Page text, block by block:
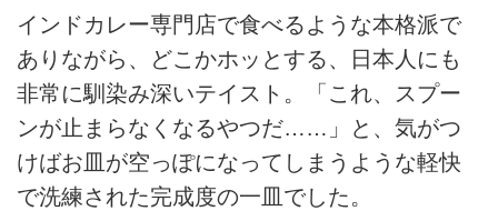
インドカレー専門店で食べるような本格派で
ありながら、どこかホッとする、日本人にも
非常に馴染み深いテイスト。「これ、スプー
ンが止まらなくなるやつだ……」と、気がつ
けばお皿が空っぽになってしまうような軽快
で洗練された完成度の一皿でした。